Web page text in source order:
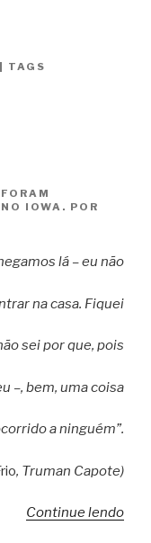
| TAGS
IOWA. POR
lá – eu não
na casa. Fiquei
sei por que, pois
–, bem, uma coisa
a ninguém”.
, Truman Capote)
Continue lendo“A